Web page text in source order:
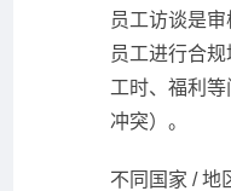
员工访谈是
员工进行合规
工时、福利
冲突）。
不同国家 / 地